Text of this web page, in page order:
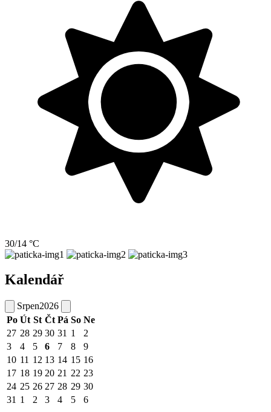
30/14 °C
Kalendář
Srpen2026
Po Út St Čt Pá So Ne
27 28 29 30 31 1
2
3
4 5 6 7 8
9
10 11 12 13 14 15 16
17 18 19 20 21 22 23
24 25 26 27 28 29 30
31 1 2 3 4 5 6